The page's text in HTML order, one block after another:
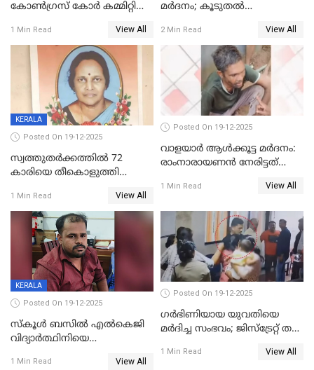
കോണ്‍ഗ്രസ് കോര്‍ കമ്മിറ്റി
1 Min Read View All
മര്‍ദനം; കൂടുതല്‍
അംഗ സംഘമെന്ന് വിവരം
2 Min Read View All
KERALA
Posted On 19-12-2025
സ്വത്തുതര്‍ക്കത്തില്‍ 72
കാരിയെ തീകൊളുത്തി
ക്രൂരകൊലപാതകത്തില്‍
സഹോദരിപുത്രന് ജീവപര്യന്തം
1 Min Read View All
Posted On 19-12-2025
വാളയാർ ആൾക്കൂട്ട മർദനം:
രാംനാരായണൻ നേരിട്ടത്
നാൽപ്പതിലേറെ
റിപ്പോർട്ട്
1 Min Read View All
KERALA
Posted On 19-12-2025
സ്കൂൾ ബസിൽ എൽകെജി
വിദ്യാര്‍ത്ഥിനിയെ
ക്ലീനര്‍ പിടിയിൽ
1 Min Read View All
Posted On 19-12-2025
ഗര്‍ഭിണിയായ യുവതിയെ
മര്‍ദിച്ച സംഭവം; ജിസ്‌ട്രേറ്റ് തല
യുവതി
1 Min Read View All